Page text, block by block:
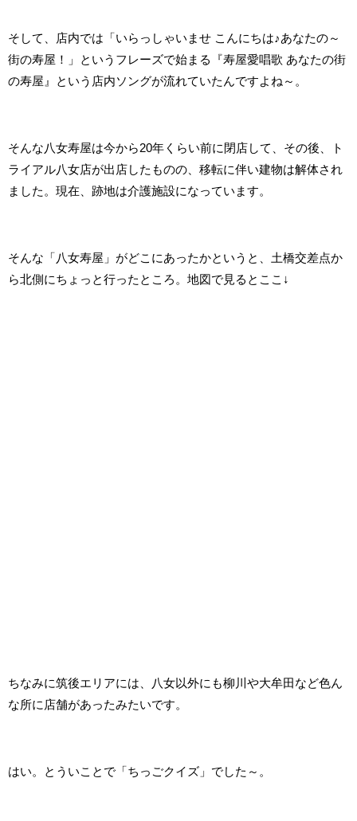
そして、店内では「いらっしゃいませ こんにちは♪あなたの～
街の寿屋！」というフレーズで始まる『寿屋愛唱歌 あなたの街
の寿屋』という店内ソングが流れていたんですよね～。
そんな八女寿屋は今から20年くらい前に閉店して、その後、ト
ライアル八女店が出店したものの、移転に伴い建物は解体され
ました。現在、跡地は介護施設になっています。
そんな「八女寿屋」がどこにあったかというと、土橋交差点か
ら北側にちょっと行ったところ。地図で見るとここ↓
ちなみに筑後エリアには、八女以外にも柳川や大牟田など色ん
な所に店舗があったみたいです。
はい。とういことで「ちっごクイズ」でした～。